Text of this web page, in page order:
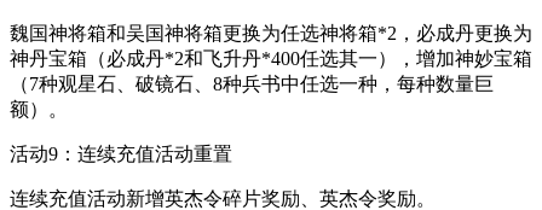
魏国神将箱和吴国神将箱更换为任选神将箱*2，必成丹更换为
神丹宝箱（必成丹*2和飞升丹*400任选其一），增加神妙宝箱
（7种观星石、破镜石、8种兵书中任选一种，每种数量巨
额）。
活动9：连续充值活动重置
连续充值活动新增英杰令碎片奖励、英杰令奖励。